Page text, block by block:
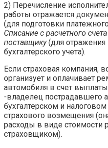
2) Перечисление
работы отражается
(для подготовки
Списание с расчетного счета
поставщику(для отражения
бухгалтерского учета).
Если страховая
организует и оплачивает
автомобиля в счет
-владелец пострадавшего
бухгалтерском и
страхового возмещения
расходы в виде стоимости
страховщиком).